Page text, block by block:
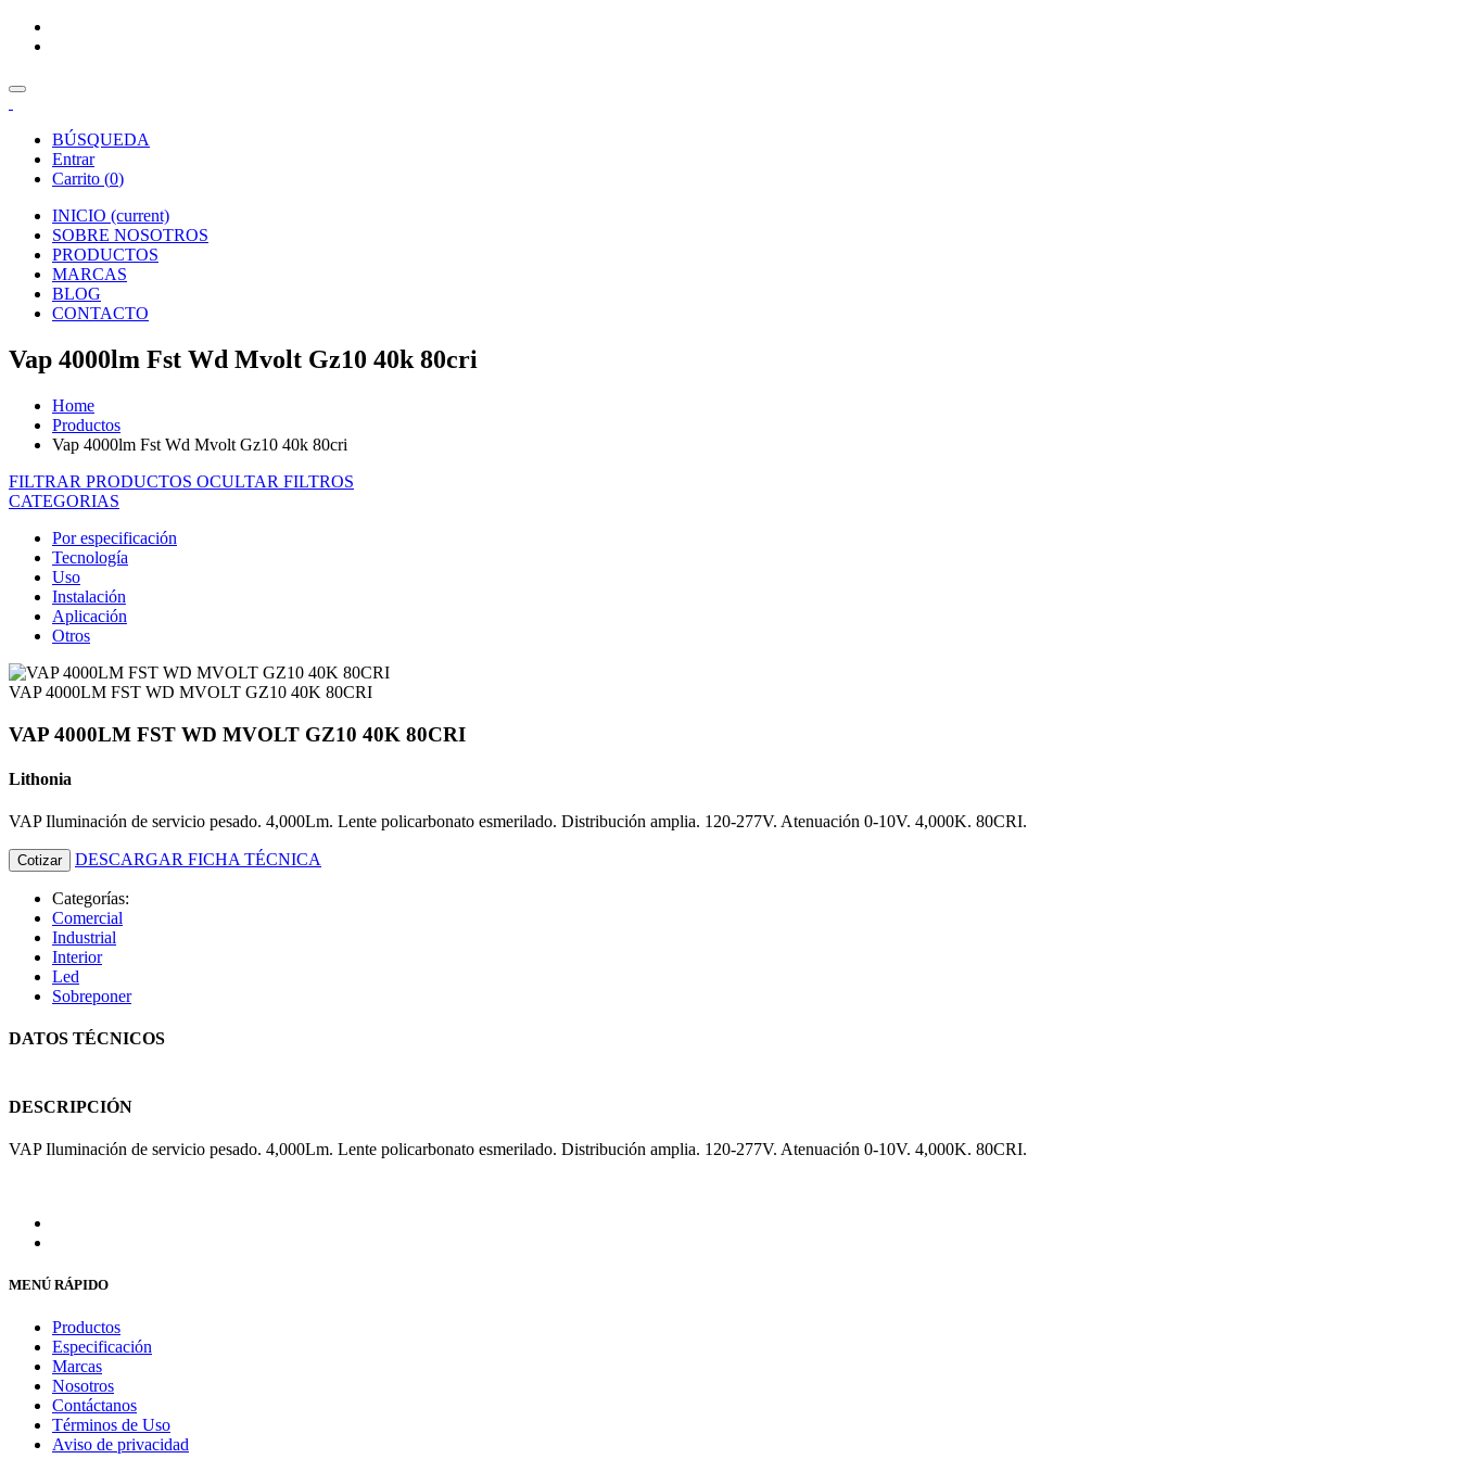
BÚSQUEDA
Entrar
Carrito (0)
INICIO (current)
SOBRE NOSOTROS
PRODUCTOS
MARCAS
BLOG
CONTACTO
Vap 4000lm Fst Wd Mvolt Gz10 40k 80cri
Home
Productos
Vap 4000lm Fst Wd Mvolt Gz10 40k 80cri
FILTRAR PRODUCTOS OCULTAR FILTROS
CATEGORIAS
Por especificación
Tecnología
Uso
Instalación
Aplicación
Otros
VAP 4000LM FST WD MVOLT GZ10 40K 80CRI
VAP 4000LM FST WD MVOLT GZ10 40K 80CRI
Lithonia
VAP Iluminación de servicio pesado. 4,000Lm. Lente policarbonato esmerilado. Distribución amplia. 120-277V. Atenuación 0-10V. 4,000K. 80CRI.
Cotizar DESCARGAR FICHA TÉCNICA
Categorías:
Comercial
Industrial
Interior
Led
Sobreponer
DATOS TÉCNICOS
DESCRIPCIÓN
VAP Iluminación de servicio pesado. 4,000Lm. Lente policarbonato esmerilado. Distribución amplia. 120-277V. Atenuación 0-10V. 4,000K. 80CRI.
MENÚ RÁPIDO
Productos
Especificación
Marcas
Nosotros
Contáctanos
Términos de Uso
Aviso de privacidad